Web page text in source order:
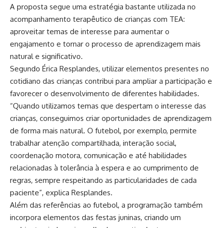
A proposta segue uma estratégia bastante utilizada no
acompanhamento terapêutico de crianças com TEA:
aproveitar temas de interesse para aumentar o
engajamento e tornar o processo de aprendizagem mais
natural e significativo.
Segundo Érica Resplandes, utilizar elementos presentes no
cotidiano das crianças contribui para ampliar a participação e
favorecer o desenvolvimento de diferentes habilidades.
“Quando utilizamos temas que despertam o interesse das
crianças, conseguimos criar oportunidades de aprendizagem
de forma mais natural. O futebol, por exemplo, permite
trabalhar atenção compartilhada, interação social,
coordenação motora, comunicação e até habilidades
relacionadas à tolerância à espera e ao cumprimento de
regras, sempre respeitando as particularidades de cada
paciente”, explica Resplandes.
Além das referências ao futebol, a programação também
incorpora elementos das festas juninas, criando um